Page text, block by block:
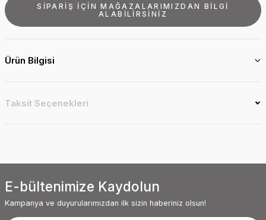
SİPARİŞ İÇİN MAĞAZALARIMIZDAN BİLGİ
ALABİLİRSİNİZ
Ürün Bilgisi
Taksit Seçenekleri
E-bültenimize Kaydolun
Kampanya ve duyurularımızdan ilk sizin haberiniz olsun!